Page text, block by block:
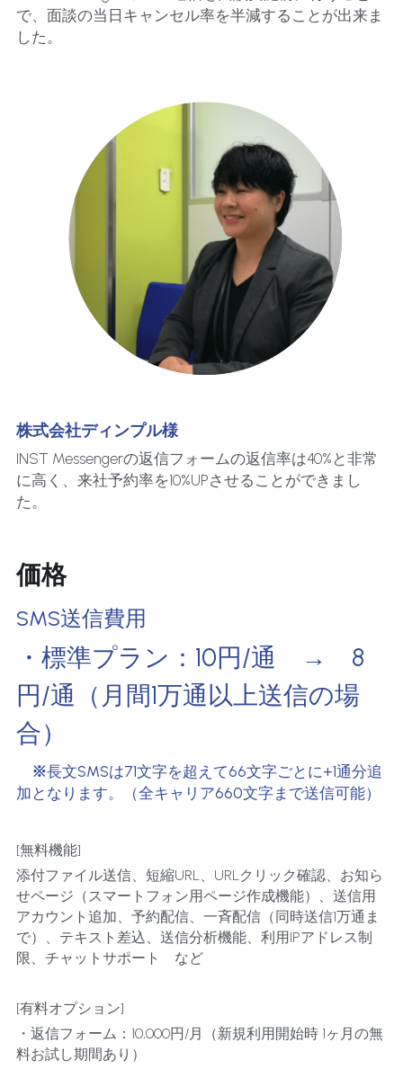
で、面談の当日キャンセル率を半減することが出来ま
した。
株式会社ディンプル様
INST Messengerの返信フォームの返信率は40%と非常
に高く、来社予約率を10%UPさせることができまし
た。
価格
SMS送信費用
・標準プラン：10円/通　→　8
円/通（月間1万通以上送信の場
合）
※長文SMSは71文字を超えて66文字ごとに+1通分追
加となります。（全キャリア660文字まで送信可能）
[無料機能]
添付ファイル送信、短縮URL、URLクリック確認、お知ら
せページ（スマートフォン用ページ作成機能）、送信用
アカウント追加、予約配信、一斉配信（同時送信1万通ま
で）、テキスト差込、送信分析機能、利用IPアドレス制
限、チャットサポート　など
[有料オプション]
・返信フォーム：10,000円/月（新規利用開始時 1ヶ月の無
料お試し期間あり）